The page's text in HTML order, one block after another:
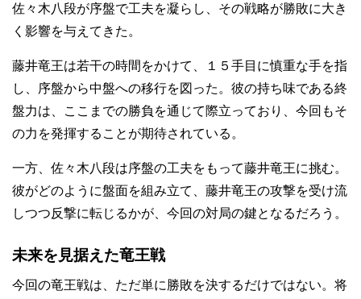
佐々木八段が序盤で工夫を凝らし、その戦略が勝敗に大き
く影響を与えてきた。
藤井竜王は若干の時間をかけて、１５手目に慎重な手を指
し、序盤から中盤への移行を図った。彼の持ち味である終
盤力は、ここまでの勝負を通じて際立っており、今回もそ
の力を発揮することが期待されている。
一方、佐々木八段は序盤の工夫をもって藤井竜王に挑む。
彼がどのように盤面を組み立て、藤井竜王の攻撃を受け流
しつつ反撃に転じるかが、今回の対局の鍵となるだろう。
未来を見据えた竜王戦
今回の竜王戦は、ただ単に勝敗を決するだけではない。将